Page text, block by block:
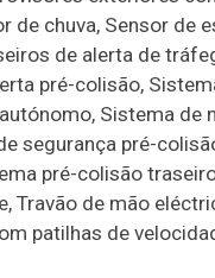
chuva, Sensor de
de alerta de
pré-colisão,
Sistema de
segurança pré-
pré-colisão
Travão de mão
patilhas de